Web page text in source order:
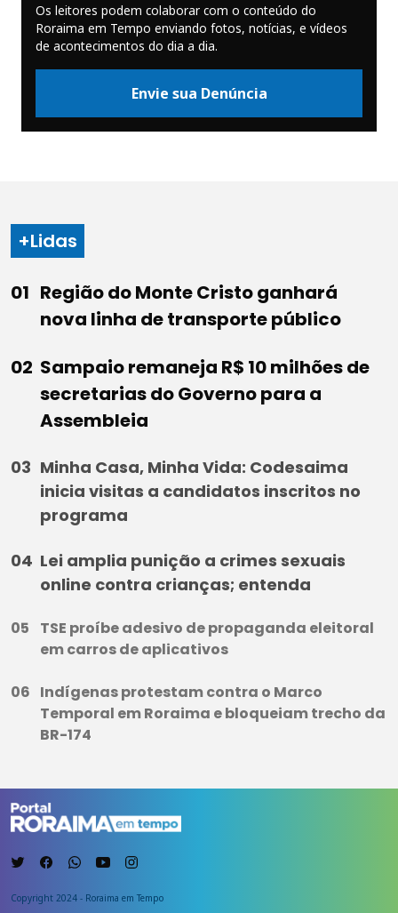
Os leitores podem colaborar com o conteúdo do
Roraima em Tempo enviando fotos, notícias, e vídeos
de acontecimentos do dia a dia.
Envie sua Denúncia
+Lidas
Região do Monte Cristo ganhará
nova linha de transporte público
Sampaio remaneja R$ 10 milhões de
secretarias do Governo para a
Assembleia
Minha Casa, Minha Vida: Codesaima
inicia visitas a candidatos inscritos no
programa
Lei amplia punição a crimes sexuais
online contra crianças; entenda
TSE proíbe adesivo de propaganda eleitoral
em carros de aplicativos
Indígenas protestam contra o Marco
Temporal em Roraima e bloqueiam trecho da
BR-174
Copyright 2024 - Roraima em Tempo